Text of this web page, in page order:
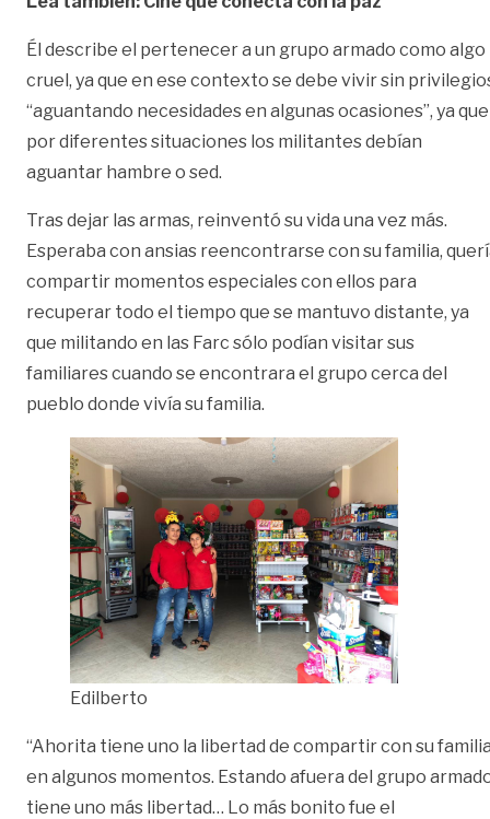
Él describe el pertenecer a un grupo armado como algo
cruel, ya que en ese contexto se debe vivir sin
“aguantando necesidades en algunas ocasiones”, ya que
por diferentes situaciones los militantes debían
aguantar hambre o sed.
Tras dejar las armas, reinventó su vida una vez más.
Esperaba con ansias reencontrarse con su familia,
compartir momentos especiales con ellos para
recuperar todo el tiempo que se mantuvo distante, ya
que militando en las Farc sólo podían visitar sus
familiares cuando se encontrara el grupo cerca del
pueblo donde vivía su familia.
Edilberto
“Ahorita tiene uno la libertad de compartir con su
en algunos momentos. Estando afuera del grupo
tiene uno más libertad… Lo más bonito fue el